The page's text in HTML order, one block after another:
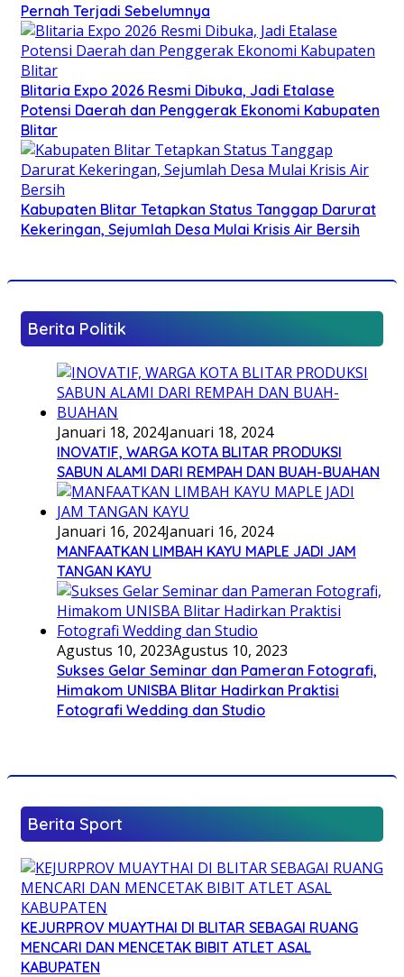
Pernah Terjadi Sebelumnya
Blitaria Expo 2026 Resmi Dibuka, Jadi Etalase
Potensi Daerah dan Penggerak Ekonomi Kabupaten
Blitar
Kabupaten Blitar Tetapkan Status Tanggap Darurat
Kekeringan, Sejumlah Desa Mulai Krisis Air Bersih
Berita Politik
Januari 18, 2024Januari 18, 2024
INOVATIF, WARGA KOTA BLITAR PRODUKSI
SABUN ALAMI DARI REMPAH DAN BUAH-BUAHAN
Januari 16, 2024Januari 16, 2024
MANFAATKAN LIMBAH KAYU MAPLE JADI JAM
TANGAN KAYU
Agustus 10, 2023Agustus 10, 2023
Sukses Gelar Seminar dan Pameran Fotografi,
Himakom UNISBA Blitar Hadirkan Praktisi
Fotografi Wedding dan Studio
Berita Sport
KEJURPROV MUAYTHAI DI BLITAR SEBAGAI RUANG
MENCARI DAN MENCETAK BIBIT ATLET ASAL
KABUPATEN